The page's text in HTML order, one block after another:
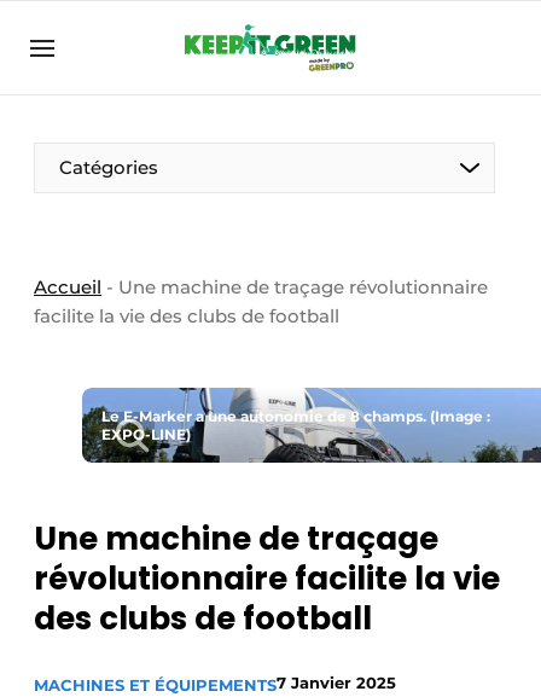
FR ENG FR
Catégories
Accueil - Une machine de traçage révolutionnaire
facilite la vie des clubs de football
Le E-Marker a une autonomie de 8 champs. (Image :
EXPO-LINE)
Une machine de traçage
révolutionnaire facilite la vie
des clubs de football
MACHINES ET ÉQUIPEMENTS7 Janvier 2025